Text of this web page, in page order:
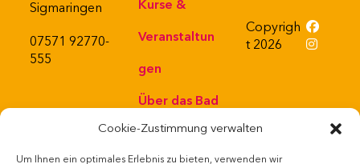
Cookie-Zustimmung verwalten
Um Ihnen ein optimales Erlebnis zu bieten, verwenden wir
Sigmaringen
07571 92770-
555
Kurse &
Veranstaltun
gen
Über das Bad
Bistro
Copyrigh
t 2026 Opens
tab
new